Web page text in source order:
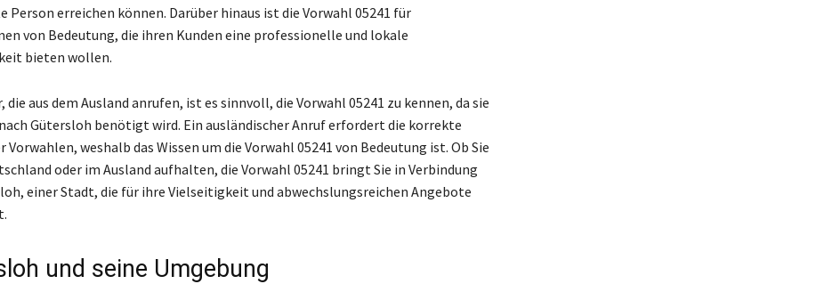
Person erreichen können. Darüber hinaus ist die Vorwahl 05241 für
von Bedeutung, die ihren Kunden eine professionelle und lokale
bieten wollen.
die aus dem Ausland anrufen, ist es sinnvoll, die Vorwahl 05241 zu kennen, da sie
Gütersloh benötigt wird. Ein ausländischer Anruf erfordert die korrekte
Vorwahlen, weshalb das Wissen um die Vorwahl 05241 von Bedeutung ist. Ob Sie
oder im Ausland aufhalten, die Vorwahl 05241 bringt Sie in Verbindung
einer Stadt, die für ihre Vielseitigkeit und abwechslungsreichen Angebote
und seine Umgebung